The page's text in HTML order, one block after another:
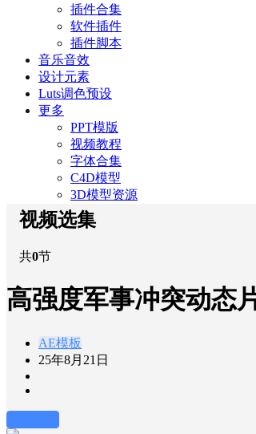
插件合集
软件插件
插件脚本
音乐音效
设计元素
Luts调色预设
更多
PPT模版
视频教程
字体合集
C4D模型
3D模型资源
视频选集
共0节
高强度军事冲突动态
AE模板
25年8月21日